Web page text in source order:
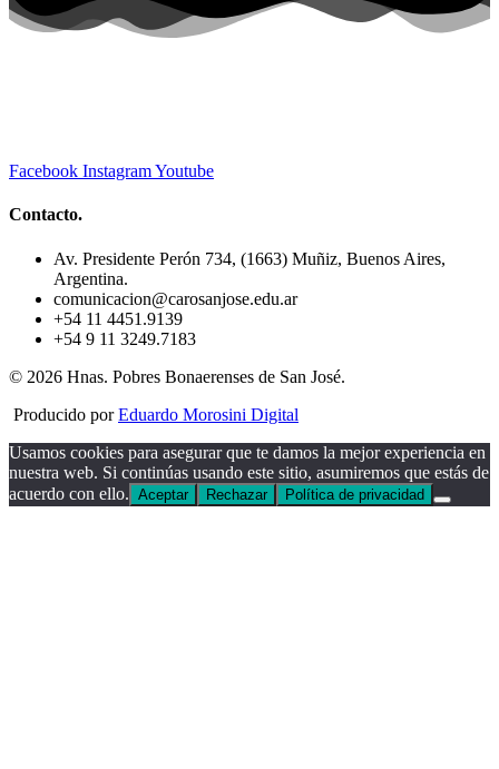
Facebook InstagramYoutube
Contacto.
Av. Presidente Perón 734, (1663) Muñiz, Buenos Aires,
Argentina.
comunicacion@carosanjose.edu.ar
+54 11 4451.9139
+54 9 11 3249.7183
© 2026 Hnas. Pobres Bonaerenses de San José.
Producido porEduardo Morosini Digital
Usamos cookies para asegurar que te damos la mejor experiencia en
nuestra web. Si continúas usando este sitio, asumiremos que estás de
acuerdo con ello. Aceptar Rechazar Política de privacidad